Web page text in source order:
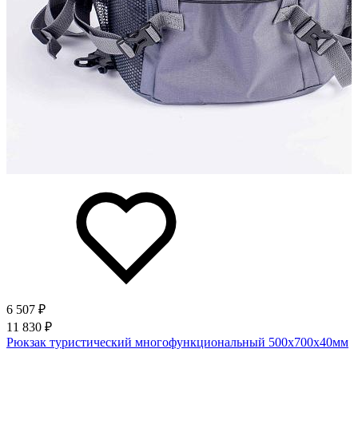
6 507 ₽
11 830 ₽
Рюкзак туристический многофункциональный 500х700х40мм